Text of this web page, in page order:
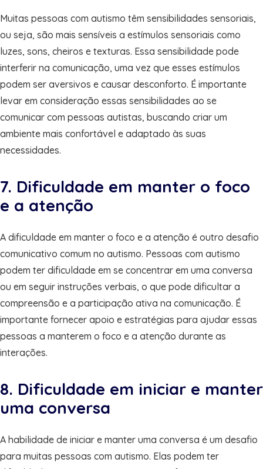
Muitas pessoas com autismo têm sensibilidades sensoriais,
ou seja, são mais sensíveis a estímulos sensoriais como
luzes, sons, cheiros e texturas. Essa sensibilidade pode
interferir na comunicação, uma vez que esses estímulos
podem ser aversivos e causar desconforto. É importante
levar em consideração essas sensibilidades ao se
comunicar com pessoas autistas, buscando criar um
ambiente mais confortável e adaptado às suas
necessidades.
7. Dificuldade em manter o foco
e a atenção
A dificuldade em manter o foco e a atenção é outro desafio
comunicativo comum no autismo. Pessoas com autismo
podem ter dificuldade em se concentrar em uma conversa
ou em seguir instruções verbais, o que pode dificultar a
compreensão e a participação ativa na comunicação. É
importante fornecer apoio e estratégias para ajudar essas
pessoas a manterem o foco e a atenção durante as
interações.
8. Dificuldade em iniciar e manter
uma conversa
A habilidade de iniciar e manter uma conversa é um desafio
para muitas pessoas com autismo. Elas podem ter